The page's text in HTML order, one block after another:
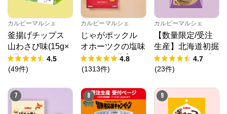
カルビーマルシェ
釜揚げチップス
山わさび味(15g×
8袋)
4.5
(49件)
カルビーマルシェ
じゃがポックル
オホーツクの塩味
（18g×10袋入）
4.8
(1313件)
カルビーマルシェ
【数量限定/受注
生産】北海道初掘
りポテトチップ
ス 昆布しょうゆ
4.7
(23件)
7 8 9